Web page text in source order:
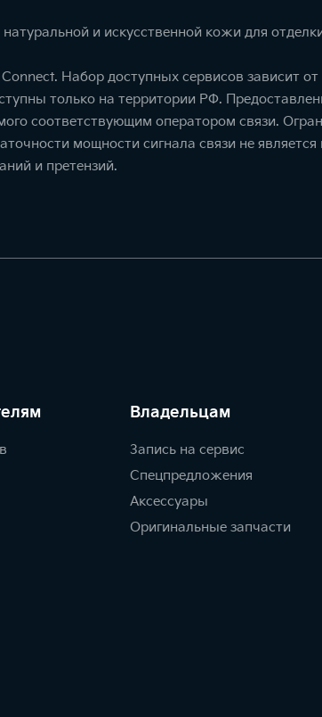
и искусственной кожи для
Набор доступных сервисов зависит
только на территории РФ.
соответствующим оператором связи.
мощности сигнала связи не
и претензий.
Владельцам
Запись на сервис
Спецпредложения
Аксессуары
Оригинальные запчасти